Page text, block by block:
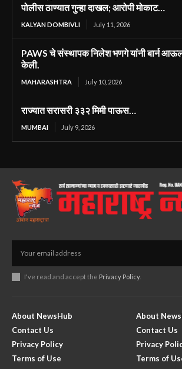
पोलीस ठाण्यात गुन्हा दाखल; आरोपी मोकाट…
KALYAN DOMBIVLI July 11, 2026
PAWS चे संस्थापक निलेश भणगे यांनी बार्न
केली.
MAHARASHTRA July 10, 2026
राज्यात सरासरी ३३२ मिमी पाऊस…
MUMBAI July 9, 2026
I've read and accept the Privacy Policy.
About NewsHub
Contact Us
Privacy Policy
Terms of Use
About
Contact Us
Privacy
Terms of